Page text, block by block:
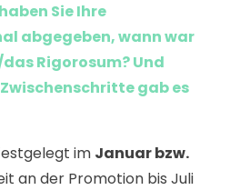
Sie Ihre
abgegeben, wann war
Rigorosum? Und
gab es
im Januar bzw.
an der Promotion bis Juli